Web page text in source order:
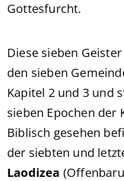
Gottesfurcht.
Diese sieben
den sieben
Kapitel 2 und 3 und
sieben Epochen der
Biblisch gesehen
der siebten und
Laodizea